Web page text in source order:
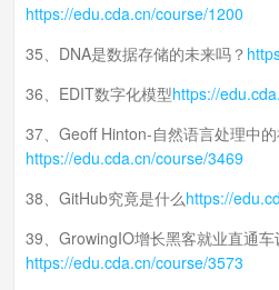
https://edu.cda.cn/course/1200
35、DNA是数据存储的未来吗？
36、EDIT数字化模型https://
37、Geoff Hinton-自然语言处理中
https://edu.cda.cn/course/3469
38、GitHub究竟是什么https://
39、GrowingIO增长黑客就业直通
https://edu.cda.cn/course/3573